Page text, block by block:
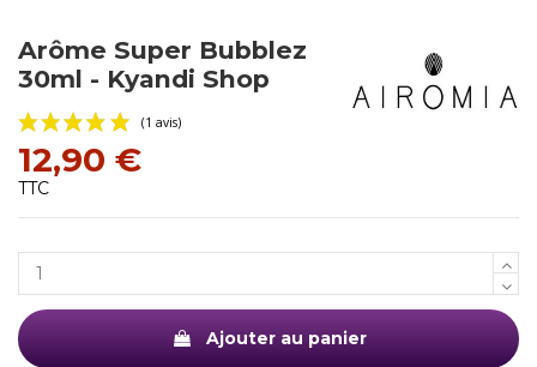
Arôme Super Bubblez
30ml - Kyandi Shop
(1 avis)
12,90 €
TTC
Ajouter au panier